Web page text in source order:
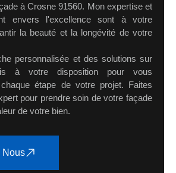
à Crosne 91560. Mon expertise et
envers l'excellence sont à votre
la beauté et la longévité de votre
personnalisée et des solutions sur
à votre disposition pour vous
étape de votre projet. Faites
pour prendre soin de votre façade
de votre bien.
Nous